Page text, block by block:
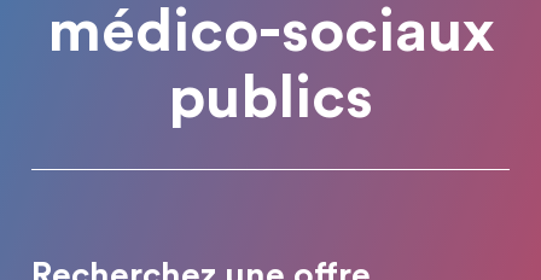
médico-sociaux
publics